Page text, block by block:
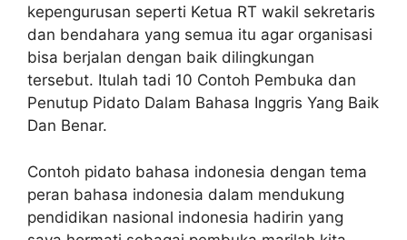
kepengurusan seperti Ketua RT wakil sekretaris
dan bendahara yang semua itu agar organisasi
bisa berjalan dengan baik dilingkungan
tersebut. Itulah tadi 10 Contoh Pembuka dan
Penutup Pidato Dalam Bahasa Inggris Yang Baik
Dan Benar.
Contoh pidato bahasa indonesia dengan tema
peran bahasa indonesia dalam mendukung
pendidikan nasional indonesia hadirin yang